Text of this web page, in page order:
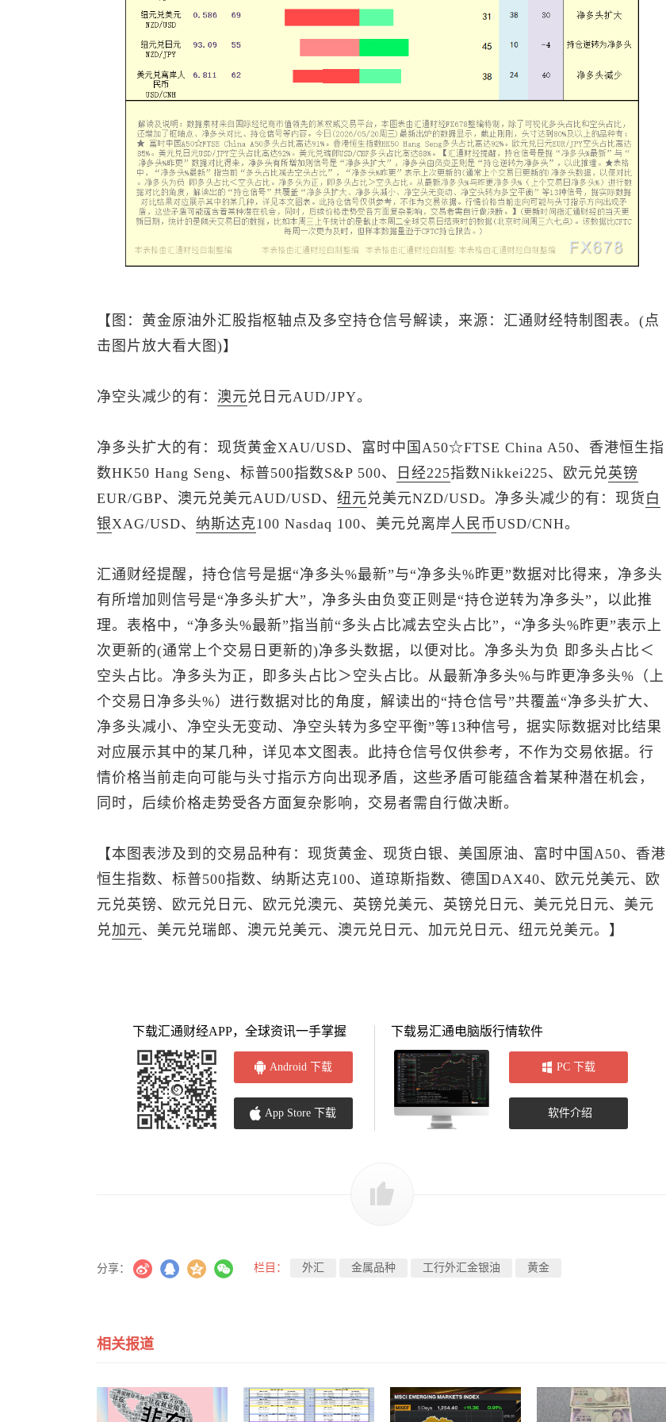
【图：黄金原油外汇股指枢轴点及多空持仓信号解读，来源：汇通财经特制图表。(点
击图片放大看大图)】
净空头减少的有： 澳元兑日元AUD/JPY。
净多头扩大的有： 现货黄金XAU/USD、富时中国A50☆FTSE China A50、香港恒生指
数HK50 Hang Seng、 标普500指数S&P 500、 日经225指数Nikkei225、欧元兑英镑
EUR/GBP、 澳元兑美元AUD/USD、 纽元兑美元NZD/USD。净多头减少的有： 现货 白
银XAG/USD、 纳斯达克100 Nasdaq 100、 美元兑离岸人民币USD/CNH。
汇通财经提醒，持仓信号是据“净多头%最新”与“净多头%昨更”数据对比得来，净多头
有所增加则信号是“净多头扩大”，净多头由负变正则是“持仓逆转为净多头”，以此推
理。表格中，“净多头%最新”指当前“多头占比减去空头占比”，“净多头%昨更”表示上
次更新的(通常上个交易日更新的)净多头数据，以便对比。净多头为负 即多头占比＜
空头占比。净多头为正，即多头占比＞空头占比。从最新净多头%与昨更净多头%（上
个交易日净多头%）进行数据对比的角度，解读出的“持仓信号”共覆盖“净多头扩大、
净多头减小、净空头无变动、净空头转为多空平衡”等13种信号，据实际数据对比结果
对应展示其中的某几种，详见本文图表。此持仓信号仅供参考，不作为交易依据。行
情价格当前走向可能与头寸指示方向出现矛盾，这些矛盾可能蕴含着某种潜在机会，
同时，后续价格走势受各方面复杂影响，交易者需自行做决断。
【本图表涉及到的交易品种有： 现货黄金、 现货白银、美国原油、富时中国A50、香港
恒生指数、 标普500指数、纳斯达克100、道琼斯指数、德国DAX40、 欧元兑美元、欧
元兑英镑、欧元兑日元、欧元兑澳元、 英镑兑美元、 英镑兑日元、 美元兑日元、 美元
兑加元、 美元兑瑞郎、 澳元兑美元、澳元兑日元、加元兑日元、 纽元兑美元。】
下载汇通财经APP，全球资讯一手掌握
Android 下载
App Store 下载
下载易汇通电脑版行情软件
PC 下载
软件介绍
分享： 栏目： 外汇 金属品种 工行外汇金银油 黄金
相关报道